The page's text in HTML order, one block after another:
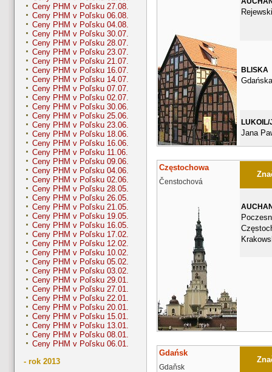
Ceny PHM v Poľsku 27.08.
Ceny PHM v Poľsku 06.08.
Ceny PHM v Poľsku 04.08.
Ceny PHM v Poľsku 30.07.
Ceny PHM v Poľsku 28.07.
Ceny PHM v Poľsku 23.07.
Ceny PHM v Poľsku 21.07.
Ceny PHM v Poľsku 16.07.
Ceny PHM v Poľsku 14.07.
Ceny PHM v Poľsku 07.07.
Ceny PHM v Poľsku 02.07.
Ceny PHM v Poľsku 30.06.
Ceny PHM v Poľsku 25.06.
Ceny PHM v Poľsku 23.06.
Ceny PHM v Poľsku 18.06.
Ceny PHM v Poľsku 16.06.
Ceny PHM v Poľsku 11.06.
Ceny PHM v Poľsku 09.06.
Ceny PHM v Poľsku 04.06.
Ceny PHM v Poľsku 02.06.
Ceny PHM v Poľsku 28.05.
Ceny PHM v Poľsku 26.05.
Ceny PHM v Poľsku 21.05.
Ceny PHM v Poľsku 19.05.
Ceny PHM v Poľsku 16.05.
Ceny PHM v Poľsku 17.02.
Ceny PHM v Poľsku 12.02.
Ceny PHM v Poľsku 10.02.
Ceny PHM v Poľsku 05.02.
Ceny PHM v Poľsku 03.02.
Ceny PHM v Poľsku 29.01.
Ceny PHM v Poľsku 27.01.
Ceny PHM v Poľsku 22.01.
Ceny PHM v Poľsku 20.01.
Ceny PHM v Poľsku 15.01.
Ceny PHM v Poľsku 13.01.
Ceny PHM v Poľsku 08.01.
Ceny PHM v Poľsku 06.01.
- rok 2013
BLISKA
LUKOIL/
Jana
Częstochowa
Čenstochová
Gdańsk
Gdaňsk